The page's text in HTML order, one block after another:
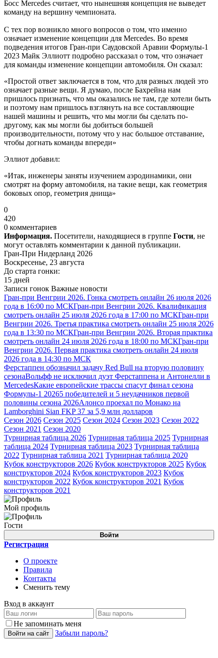
Босс Mercedes считает, что нынешняя концепция не выведет
команду на вершину чемпионата.
С тех пор возникло много вопросов о том, что именно
означает изменение концепции для Mercedes. Во время
подведения итогов Гран-при Саудовской Аравии Формулы-1
2023 Майк Эллиотт подробно рассказал о том, что означает
для команды изменение концепции автомобиля. Он сказал:
«Простой ответ заключается в том, что для разных людей это
означает разные вещи. Я думаю, после Бахрейна нам
пришлось признать, что мы оказались не там, где хотели быть
и поэтому нам пришлось взглянуть на все составляющие
нашей машины и решить, что мы могли бы сделать по-
другому, как мы могли бы добиться большей
производительности, потому что у нас большое отставание,
чтобы догнать команды впереди»
Эллиот добавил:
«Итак, инженеры заняты изучением аэродинамики, они
смотрят на форму автомобиля, на такие вещи, как геометрия
боковых опор, геометрия днища»
0
420
0 комментариев
Информация. Посетители, находящиеся в группе Гости, не
могут оставлять комментарии к данной публикации.
Гран-При Нидерланд 2026
Воскресенье, 23 августа
До старта гонки:
15 дней
Записи гонок Важные новости
Гран-при Венгрии 2026. Гонка смотреть онлайн 26 июля 2026
года в 16:00 по МСКГран-при Венгрии 2026. Квалификация
смотреть онлайн 25 июля 2026 года в 17:00 по МСКГран-при
Венгрии 2026. Третья практика смотреть онлайн 25 июля 2026
года в 13:30 по МСКГран-при Венгрии 2026. Вторая практика
смотреть онлайн 24 июля 2026 года в 18:00 по МСКГран-при
Венгрии 2026. Первая практика смотреть онлайн 24 июля
2026 года в 14:30 по МСК
Ферстаппен обозначил задачу Red Bull на вторую половину
сезонаВольфф не исключил дуэт Ферстаппена и Антонелли в
MercedesКакие европейские трассы спасут финал сезона
Формулы-1 20265 победителей и 5 неудачников первой
половины сезона 2026Алонсо проехал по Монако на
Lamborghini Sian FKP 37 за 5,9 млн долларов
Сезон 2026 Сезон 2025 Сезон 2024 Сезон 2023 Сезон 2022
Сезон 2021 Сезон 2020
Турнирная таблица 2026 Турнирная таблица 2025 Турнирная
таблица 2024 Турнирная таблица 2023 Турнирная таблица
2022 Турнирная таблица 2021 Турнирная таблица 2020
Кубок конструкторов 2026 Кубок конструкторов 2025 Кубок
конструкторов 2024 Кубок конструкторов 2023 Кубок
конструкторов 2022 Кубок конструкторов 2021 Кубок
конструкторов 2021
Мой профиль
Гости
Войти
Регистрация
О проекте
Правила
Контакты
Сменить тему
Вход в аккаунт
Не запоминать меня
Войти на сайт Забыли пароль?